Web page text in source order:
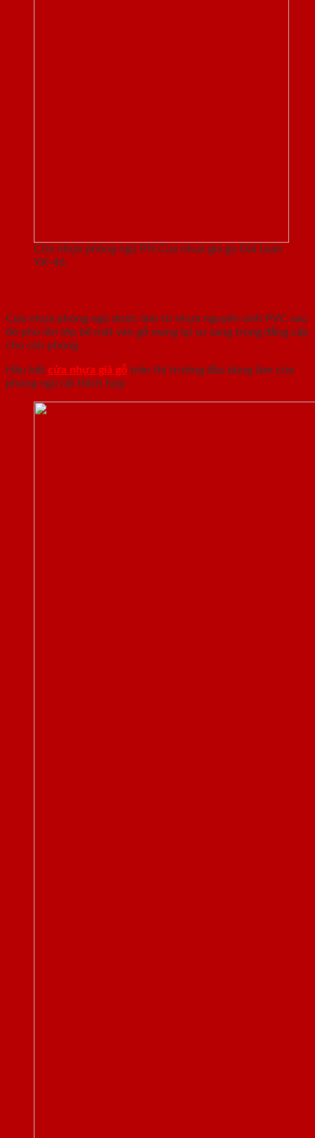
Cửa nhựa phòng ngủ PN Cua nhua gia go Dai Loan
YK-46
Cửa nhựa phòng ngủ dược làm từ nhựa nguyên sinh PVC sau
đó phủ lên lớp bề mặt vân gỗ mang lại sự sang trọng đẳng cấp
cho căn phòng
Hầu hết cửa nhựa giả gỗ trên thị trường đều dùng làm cửa
phòng ngủ rất thích hợp